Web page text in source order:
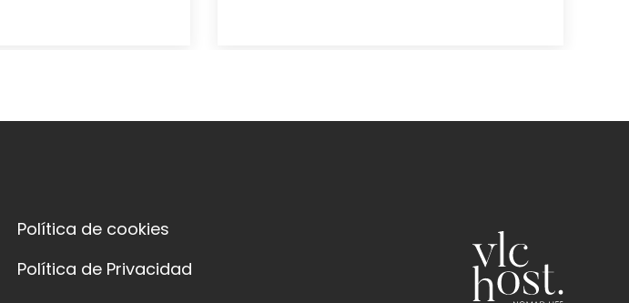
Política de cookies
Política de Privacidad